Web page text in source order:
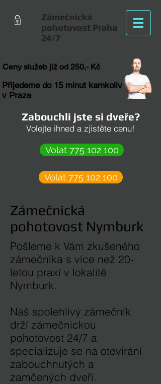
Zámečnická
pohotovost Praha
24/7
Ceny služeb již od 250,- Kč
Přijedeme do 15 minut kamkoliv
v Praze
Zabouchli jste si dveře?
Volejte ihned a zjistěte cenu!
Volat 775 102 100
Volat 775 102 100
Zámečnická
pohotovost Nymburk
Pošleme k Vám zkušeného
zámečníka s více než 20-
letou praxí v lokalitě
Nymburk.
Náš spolehlivý zámečník
drží zámečnickou
pohotovost 24/7 a
specializuje se na otevírání
zabouchnutých a
zamčených dveří.